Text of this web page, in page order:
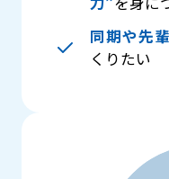
同期や先
くりたい